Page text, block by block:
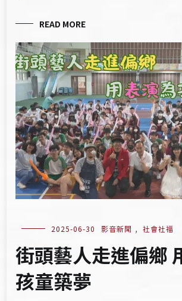
READ MORE
2025-06-30 影音新聞 , 社會社福
街頭藝人走進偏鄉
孩童築夢